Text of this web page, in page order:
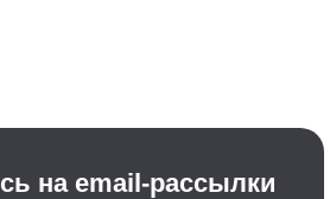
на email-рассылки